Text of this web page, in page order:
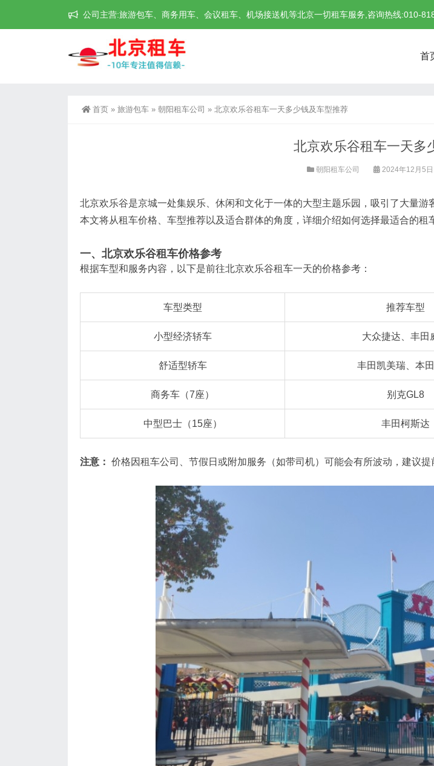
公司主营:旅游包车、商务用车、会议租车、机场接送机等北京一切租车服务,咨询热线:010-
首
首页 » 旅游包车 » 朝阳租车公司 » 北京欢乐谷租车一天多少钱及车型推荐
北京欢乐谷租车一天多
朝阳租车公司 2024年12月5日
北京欢乐谷是京城一处集娱乐、休闲和文化于一体的大型主题乐园，吸引了大量
本文将从租车价格、车型推荐以及适合群体的角度，详细介绍如何选择最适合的租
一、北京欢乐谷租车价格参考
根据车型和服务内容，以下是前往北京欢乐谷租车一天的价格参考：
车型类型 推荐车型
小型经济轿车 大众捷达、丰田
舒适型轿车 丰田凯美瑞、本
商务车（7座） 别克GL8
中型巴士（15座） 丰田柯斯达
注意： 价格因租车公司、节假日或附加服务（如带司机）可能会有所波动，建议提